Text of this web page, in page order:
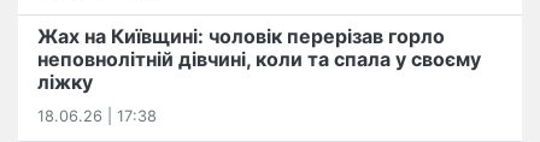
Жах на Київщині: чоловік перерізав горло
неповнолітній дівчині, коли та спала у своєму
ліжку
18.06.26 | 17:38